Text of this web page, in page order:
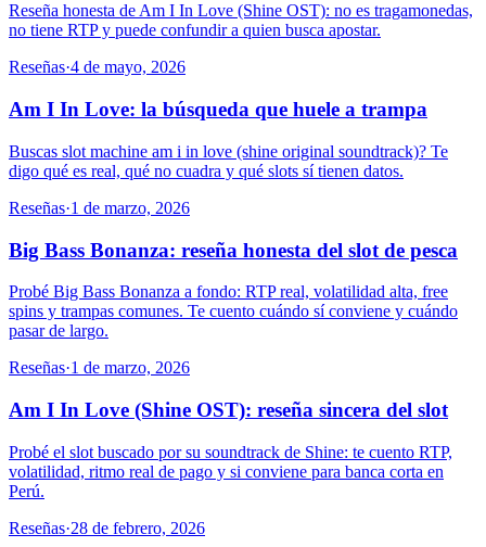
Reseña honesta de Am I In Love (Shine OST): no es tragamonedas,
no tiene RTP y puede confundir a quien busca apostar.
Reseñas·4 de mayo, 2026
Am I In Love: la búsqueda que huele a trampa
Buscas slot machine am i in love (shine original soundtrack)? Te
digo qué es real, qué no cuadra y qué slots sí tienen datos.
Reseñas·1 de marzo, 2026
Big Bass Bonanza: reseña honesta del slot de pesca
Probé Big Bass Bonanza a fondo: RTP real, volatilidad alta, free
spins y trampas comunes. Te cuento cuándo sí conviene y cuándo
pasar de largo.
Reseñas·1 de marzo, 2026
Am I In Love (Shine OST): reseña sincera del slot
Probé el slot buscado por su soundtrack de Shine: te cuento RTP,
volatilidad, ritmo real de pago y si conviene para banca corta en
Perú.
Reseñas·28 de febrero, 2026